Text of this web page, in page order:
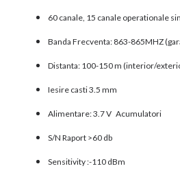
60 canale, 15 canale operationale
Banda Frecventa: 863-865MHZ
Distanta: 100-150 m (interior/
Iesire casti 3.5 mm
Alimentare: 3.7 V Acumulatori
S/N Raport >60 db
Sensitivity :-110 dBm